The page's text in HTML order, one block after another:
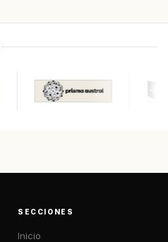
SECCIONES
Inicio